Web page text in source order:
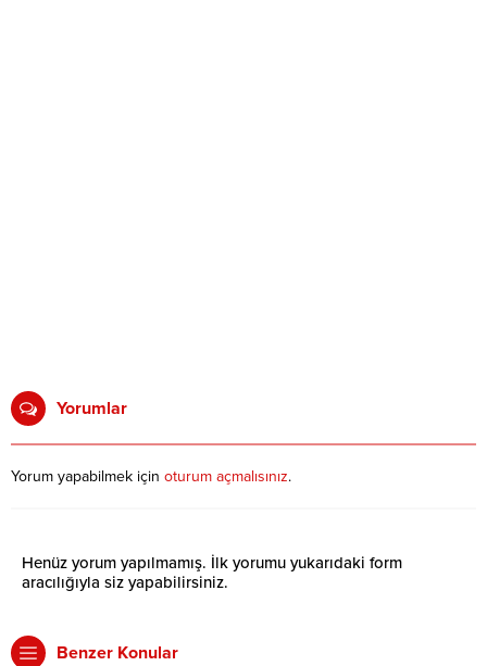
Yorumlar
Yorum yapabilmek için oturum açmalısınız.
Henüz yorum yapılmamış. İlk yorumu yukarıdaki form
aracılığıyla siz yapabilirsiniz.
Benzer Konular